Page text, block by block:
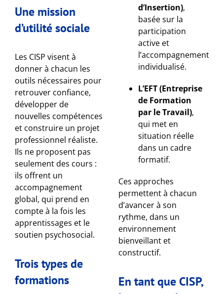
Une mission
d’utilité sociale
Les CISP visent à
donner à chacun les
outils nécessaires pour
retrouver confiance,
développer de
nouvelles compétences
et construire un projet
professionnel réaliste.
Ils ne proposent pas
seulement des cours :
ils offrent un
accompagnement
global, qui prend en
compte à la fois les
apprentissages et le
soutien psychosocial.
Trois types de
formations
d’Insertion),
basée sur la
participation
active et
l’accompagnement
individualisé.
L’EFT (Entreprise
de Formation
par le Travail),
qui met en
situation réelle
dans un cadre
formatif.
Ces approches
permettent à chacun
d’avancer à son
rythme, dans un
environnement
bienveillant et
constructif.
En tant que CISP,